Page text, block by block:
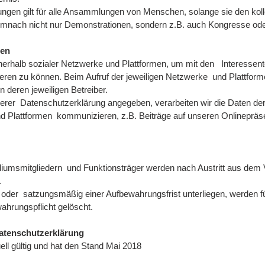
gilt für alle Ansammlungen von Menschen, solange sie den
nicht nur Demonstrationen, sondern z.B. auch Kongresse
sozialer Netzwerke und Plattformen, um mit den
zu können. Beim Aufruf der jeweiligen Netzwerke und
deren jeweiligen Betreiber.
Datenschutzerklärung angegeben, verarbeiten wir die Daten
Plattformen kommunizieren, z.B. Beiträge auf unseren
und Funktionsträger werden nach Austritt aus dem
satzungsmäßig einer Aufbewahrungsfrist unterliegen, werden
gelöscht.
gültig und hat den Stand Mai 2018